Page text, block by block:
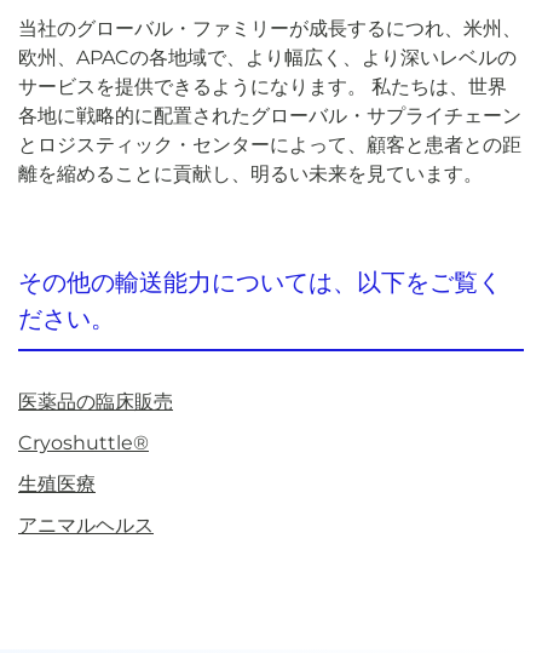
当社のグローバル・ファミリーが成長するにつれ、米州、
欧州、APACの各地域で、より幅広く、より深いレベルの
サービスを提供できるようになります。 私たちは、世界
各地に戦略的に配置されたグローバル・サプライチェーン
とロジスティック・センターによって、顧客と患者との距
離を縮めることに貢献し、明るい未来を見ています。
その他の輸送能力については、以下をご覧く
ださい。
医薬品の臨床販売
Cryoshuttle®
生殖医療
アニマルヘルス